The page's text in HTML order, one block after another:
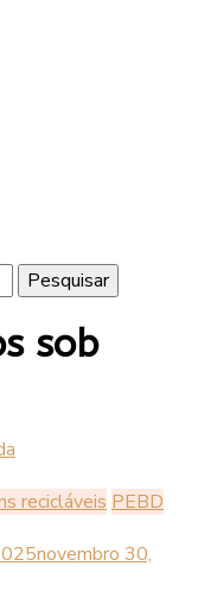
sob
recicláveis PEBD
novembro 30,